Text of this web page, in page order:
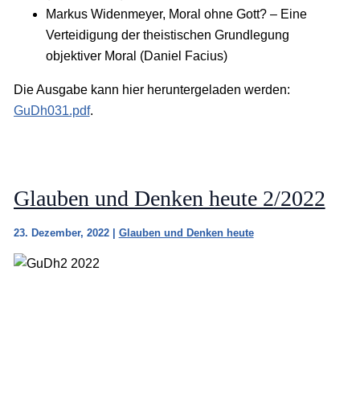
Markus Widenmeyer, Moral ohne Gott? – Eine
Verteidigung der theistischen Grundlegung
objektiver Moral (Daniel Facius)
Die Ausgabe kann hier heruntergeladen werden:
GuDh031.pdf.
Glauben und Denken heute 2/2022
23. Dezember, 2022 Glauben und Denken heute